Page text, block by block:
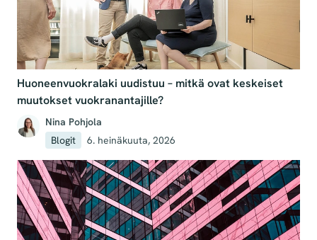
Huoneenvuokralaki uudistuu – mitkä ovat keskeiset
muutokset vuokranantajille?
Nina Pohjola
Blogit
6. heinäkuuta, 2026